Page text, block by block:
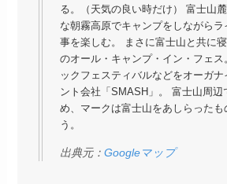
る。（天気の良い時だけ） 富士山
な朝霧高原でキャンプをしながら
事を楽しむ。 まさに富士山と共に
のオール・キャンプ・イン・フェス
ックフェスティバルなどをオーガ
ント会社「SMASH」。 富士山周辺
め、マークは富士山をあしらったも
う。
出典元：Googleマップ